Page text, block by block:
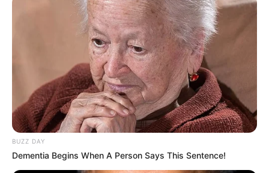
Base Turf solide et logique du
Tiercé Quinté du jour
La base turf logique et incontournable du Tiercé
Quarté Quinté du jour, soit des chevaux parmi les
plus cités de la presse du Turf d’où on l’espère une
véritable base fiable et logique.
6 LEV
11 COSMO BEAU
BUZZ DAY
Dementia Begins When A Person Says This Sentence!